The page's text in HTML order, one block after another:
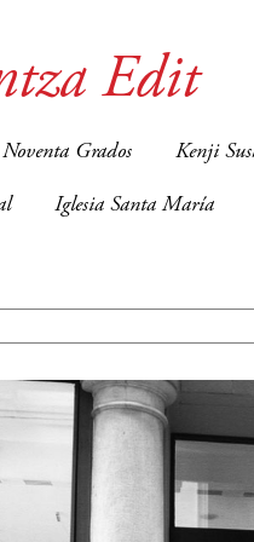
Edit
Noventa Grados Kenji
Iglesia Santa María